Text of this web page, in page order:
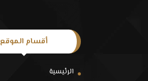
أقسام الموقع
الرئيسية